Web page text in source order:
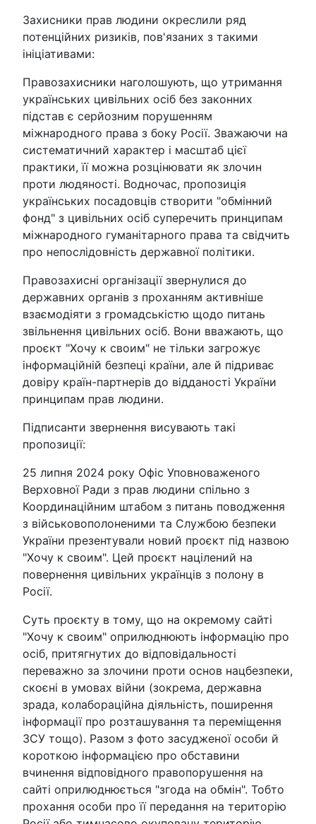
Захисники прав людини окреслили ряд
потенційних ризиків, пов'язаних з такими
ініціативами:
Правозахисники наголошують, що утримання
українських цивільних осіб без законних
підстав є серйозним порушенням
міжнародного права з боку Росії. Зважаючи на
систематичний характер і масштаб цієї
практики, її можна розцінювати як злочин
проти людяності. Водночас, пропозиція
українських посадовців створити "обмінний
фонд" з цивільних осіб суперечить принципам
міжнародного гуманітарного права та свідчить
про непослідовність державної політики.
Правозахисні організації звернулися до
державних органів з проханням активніше
взаємодіяти з громадськістю щодо питань
звільнення цивільних осіб. Вони вважають, що
проєкт "Хочу к своим" не тільки загрожує
інформаційній безпеці країни, але й підриває
довіру країн-партнерів до відданості України
принципам прав людини.
Підписанти звернення висувають такі
пропозиції:
25 липня 2024 року Офіс Уповноваженого
Верховної Ради з прав людини спільно з
Координаційним штабом з питань поводження
з військовополоненими та Службою безпеки
України презентували новий проєкт під назвою
"Хочу к своим". Цей проєкт націлений на
повернення цивільних українців з полону в
Росії.
Суть проєкту в тому, що на окремому сайті
"Хочу к своим" оприлюднюють інформацію про
осіб, притягнутих до відповідальності
переважно за злочини проти основ нацбезпеки,
скоєні в умовах війни (зокрема, державна
зрада, колабораційна діяльність, поширення
інформації про розташування та переміщення
ЗСУ тощо). Разом з фото засудженої особи й
короткою інформацією про обставини
вчинення відповідного правопорушення на
сайті оприлюднюється "згода на обмін". Тобто
прохання особи про її передання на територію